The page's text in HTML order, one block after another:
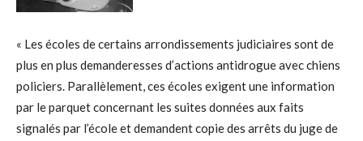
« Les écoles de certains arrondissements judiciaires sont de
plus en plus demanderesses d’actions antidrogue avec chiens
policiers. Parallèlement, ces écoles exigent une information
par le parquet concernant les suites données aux faits
signalés par l’école et demandent copie des arrêts du juge de